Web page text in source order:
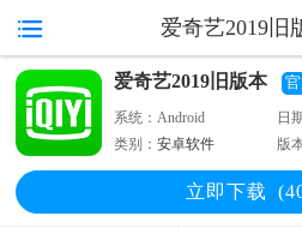
爱奇艺2019旧
爱奇艺2019旧版本
系统：Android 日
类别：安卓软件 版
立即下载